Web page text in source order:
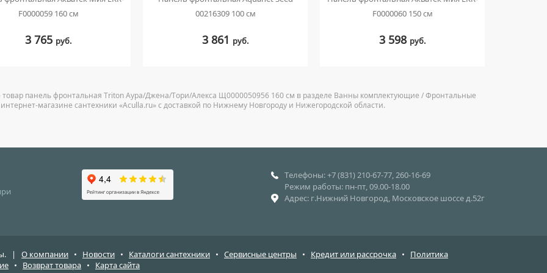
F0000059 160 см
3 765 руб.
00216309 100 см
3 861 руб.
F0000060 150 см
3 598 руб.
товар панель фронтальная Triton Аура/Джена/Тори/Алекса Щ0000050956 160 см в разделе Ванны комплектующие / Фронтальные
магазине сантехники «Aculla.ru» с доставкой по Нижнему Новгороду и Нижегородской области.
Телефоны: +7 (831) 210-67-77, 260-16-69
Режим работы: пн-пт, 09.00-18.00
Адрес: г.Нижний Новгород, Московское шоссе д.52г
| О компании • Новости • Каталоги сантехники • Сервисные центры • Кредит или рассрочка • Политика
• Возврат товара • Карта сайта